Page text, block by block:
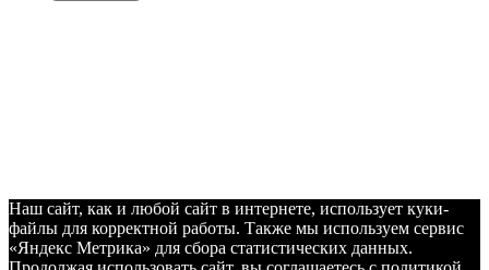
Наш сайт, как и любой сайт в интернете, использует куки-
файлы для корректной работы. Также мы используем сервис
«Яндекс Метрика» для сбора статистических данных.